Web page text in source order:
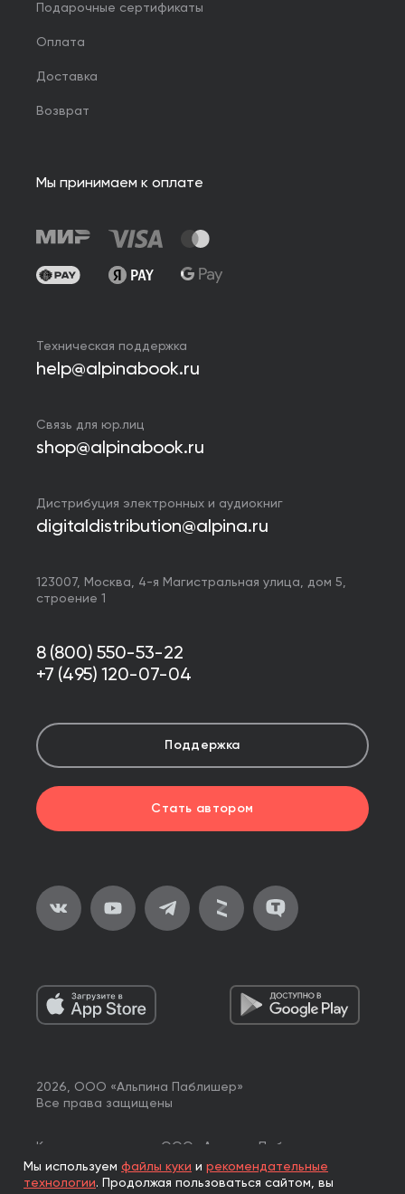
Подарочные сертификаты
Оплата
Доставка
Возврат
Мы принимаем к оплате
Техническая поддержка
help@alpinabook.ru
Связь для юр.лиц
shop@alpinabook.ru
Дистрибуция электронных и аудиокниг
digitaldistribution@alpina.ru
123007, Москва, 4-я Магистральная улица, дом 5,
строение 1
8 (800) 550-53-22
+7 (495) 120-07-04
Поддержка
Стать автором
2026, ООО «Альпина Паблишер»
Все права защищены
Книги реализуются ООО «Альпина Паблишер»
по договору комиссии с ООО «Альпина нон-фикшн»,
по договору комиссии с ООО «Альпина ПРО».
Мы используем файлы куки и рекомендательные
технологии. Продолжая пользоваться сайтом, вы